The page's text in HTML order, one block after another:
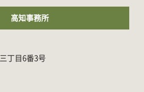
高知事務所
丁目6番3号